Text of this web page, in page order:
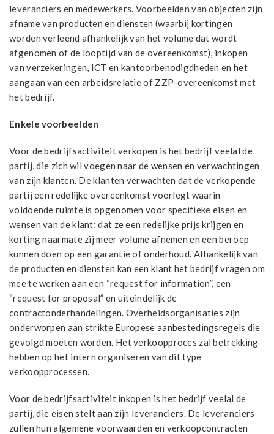
leveranciers en medewerkers. Voorbeelden van objecten zijn
afname van producten en diensten (waarbij kortingen
worden verleend afhankelijk van het volume dat wordt
afgenomen of de looptijd van de overeenkomst), inkopen
van verzekeringen, ICT en kantoorbenodigdheden en het
aangaan van een arbeidsrelatie of ZZP-overeenkomst met
het bedrijf.
Enkele voorbeelden
Voor de bedrijfsactiviteit verkopen is het bedrijf veelal de
partij, die zich wil voegen naar de wensen en verwachtingen
van zijn klanten. De klanten verwachten dat de verkopende
partij een redelijke overeenkomst voorlegt waarin
voldoende ruimte is opgenomen voor specifieke eisen en
wensen van de klant; dat ze een redelijke prijs krijgen en
korting naarmate zij meer volume afnemen en een beroep
kunnen doen op een garantie of onderhoud. Afhankelijk van
de producten en diensten kan een klant het bedrijf vragen om
mee te werken aan een “request for information”, een
“request for proposal” en uiteindelijk de
contractonderhandelingen. Overheidsorganisaties zijn
onderworpen aan strikte Europese aanbestedingsregels die
gevolgd moeten worden. Het verkoopproces zal betrekking
hebben op het intern organiseren van dit type
verkoopprocessen.
Voor de bedrijfsactiviteit inkopen is het bedrijf veelal de
partij, die eisen stelt aan zijn leveranciers. De leveranciers
zullen hun algemene voorwaarden en verkoopcontracten